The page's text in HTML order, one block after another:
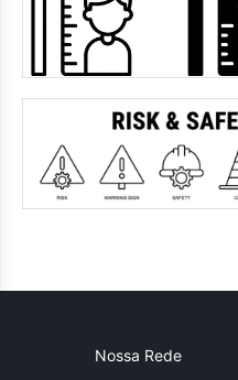
Nossa Rede